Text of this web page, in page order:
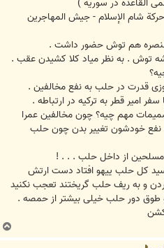
ﺍﻟﻘﺎﻋﺪﻩ ﺩﺭ ﺳﻮﺭﯾﻪ ‏)
ﺷﺎﻡ ﺍﻹﺳﻼﻡ - ﺟﻴﺶ ﺍﻟﻤﻬﺎﺟﺮﻳﻦ
ﻫﻢ ﺗﻮﺵ ﺣﻀﻮﺭ ﺩﺍﺷﺖ .
ﺗﻮﺵ . ﺑﻪ ﻧﻈﺮ ﻣﯿﺎﺩ ﮐﻼ ﮐﺸﯿﺪﻥ ﻋﻘﺐ .
ﻗﺪﺭﺕ ﺩﺭ ﺣﻠﺐ ﺑﻪ ﻧﻔﻊ ﻣﺨﺎﻟﻔﯿﻦ .
ﺍﻣﯿﺮ ﻗﻄﺮ ﺑﻪ ﺗﺮﮐﯿﻪ ﺩﺭ ﺍﺭﺗﺒﺎﻃﻪ .
ﻣﻬﻢ ﭼﯿﻪ؟ ﭼﻮﻥ ﻣﺨﺎﻟﻔﯿﻦ ﻋﻤﺮﺍ
ﻧﻔﻊ ﺧﻮﺩﺷﻮﻥ ﺗﻐﯿﯿﺮ ﺑﺪﻥ ﭼﻮﻥ ﺣﻠﺐ
ﺍﺯ ﺩﺍﺧﻞ ﺣﻠﺐ . . . !
ﮐﻞ ﺣﻠﺐ ﯾﯿﻬﻮ ﺍﻓﺘﺎﺩ ﺩﺳﺖ ﺍﺭﺗﺶ
ﻭ ﺑﻪ ﺭﯾﻒ ﺣﻠﺐ ﮔﺮﯾﺨﺘﻨﺪ ﺗﻌﺠﺐ ﻧﮑﻨﯿﺪ
ﺩﻭﺭ ﺣﻠﺐ ﺧﯿﻠﯽ ﺑﯿﺸﺘﺮ ﺍﺯ ﺣﻤﺼﻪ .
ب
ا